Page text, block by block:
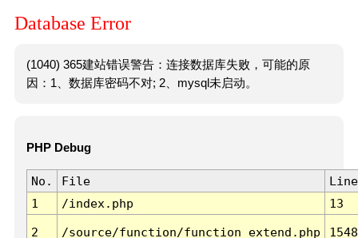
Database Error
(1040) 365建站错误警告：连接数据库失败，可能的原
因：1、数据库密码不对; 2、mysql未启动。
PHP Debug
No. File
Line
1
/index.php 13
2 /source/function/function_extend.php 1548